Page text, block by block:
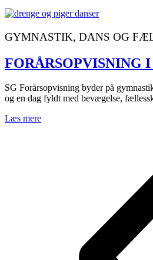
GYMNASTIK, DANS OG
FORÅRSOPVISNING I
SG Forårsopvisning byder på
og en dag fyldt med bevægelse,
Læs mere